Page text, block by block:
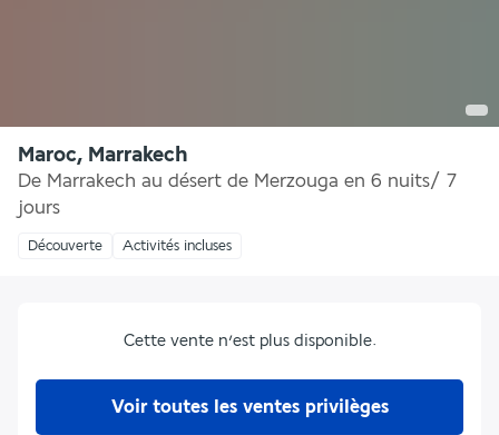
Maroc, Marrakech
De Marrakech au désert de Merzouga en 6 nuits/ 7
jours
Découverte Activités incluses
Cette vente n’est plus disponible.
Voir toutes les ventes privilèges